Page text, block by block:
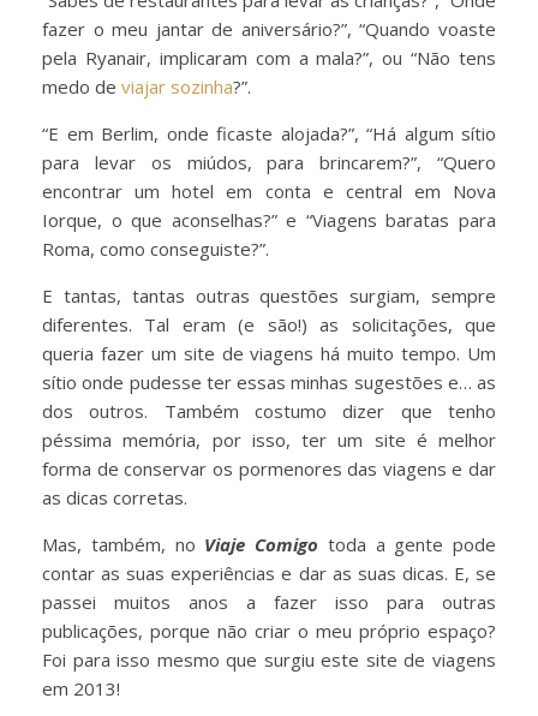
fazer o meu jantar de aniversário?”, “Quando voaste
pela Ryanair, implicaram com a mala?”, ou “Não tens
medo de viajar sozinha?”.
“E em Berlim, onde ficaste alojada?”, “Há algum sítio
para levar os miúdos, para brincarem?”, “Quero
encontrar um hotel em conta e central em Nova
Iorque, o que aconselhas?” e “Viagens baratas para
Roma, como conseguiste?”.
E tantas, tantas outras questões surgiam, sempre
diferentes. Tal eram (e são!) as solicitações, que
queria fazer um site de viagens há muito tempo. Um
sítio onde pudesse ter essas minhas sugestões e… as
dos outros. Também costumo dizer que tenho
péssima memória, por isso, ter um site é melhor
forma de conservar os pormenores das viagens e dar
as dicas corretas.
Mas, também, no Viaje Comigo toda a gente pode
contar as suas experiências e dar as suas dicas. E, se
passei muitos anos a fazer isso para outras
publicações, porque não criar o meu próprio espaço?
Foi para isso mesmo que surgiu este site de viagens
em 2013!